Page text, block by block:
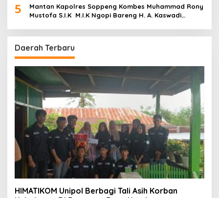
5
Mantan Kapolres Soppeng Kombes Muhammad Rony
Mustofa S.I.K M.I.K Ngopi Bareng H. A. Kaswadi
Daerah Terbaru
HIMATIKOM Unipol Berbagi Tali Asih Korban